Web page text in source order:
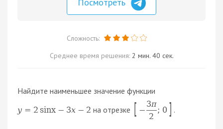
Сложность:
Среднее время решения: 2 мин. 40 сек.
Найдите наименьшее значение функции
y = 2 sinx − 3x − 2 на отрезке [ −
3π
2
; 0 ] .